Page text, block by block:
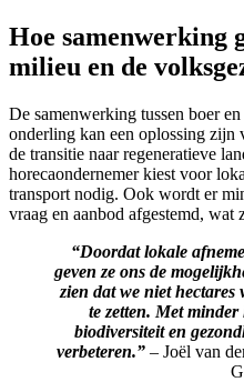
Hoe samenwerking
milieu en de
De samenwerking tussen boer
onderling kan een oplossing zijn
de transitie naar regeneratieve
horecaondernemer kiest voor
transport nodig. Ook wordt er
vraag en aanbod afgestemd,
“Doordat lokale
geven ze ons de
zien dat we niet hectares
te zetten. Met
biodiversiteit en
verbeteren.” – Joël van